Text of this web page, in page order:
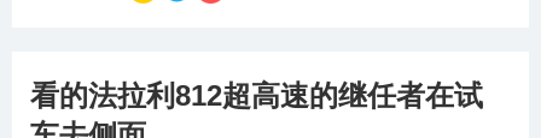
看的法拉利812超高速的继任者在试